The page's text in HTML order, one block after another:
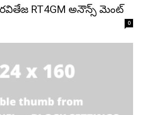
RT4GM అనౌన్స్ మెంట్
0